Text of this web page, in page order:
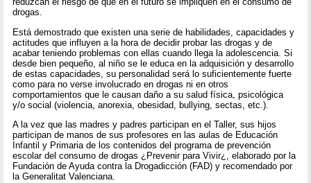
drogas.
Está demostrado que existen una serie de habilidades, capacidades y
actitudes que influyen a la hora de decidir probar las drogas y de
acabar teniendo problemas con ellas cuando llega la adolescencia. Si
desde bien pequeño, al niño se le educa en la adquisición y desarrollo
de estas capacidades, su personalidad será lo suficientemente fuerte
como para no verse involucrado en drogas ni en otros
comportamientos que le causan daño a su salud física, psicológica
y/o social (violencia, anorexia, obesidad, bullying, sectas, etc.).
A la vez que las madres y padres participan en el Taller, sus hijos
participan de manos de sus profesores en las aulas de Educación
Infantil y Primaria de los contenidos del programa de prevención
escolar del consumo de drogas ¿Prevenir para Vivir¿, elaborado por la
Fundación de Ayuda contra la Drogadicción (FAD) y recomendado por
la Generalitat Valenciana.